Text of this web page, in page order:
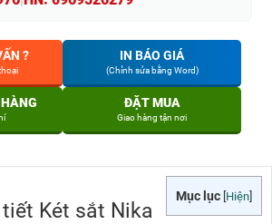
? IN BÁO GIÁ
(Chỉnh sửa bằng Word)
ĐẶT MUA
Giao hàng tận nơi
Mục lục Hiện
Két sắt Nika